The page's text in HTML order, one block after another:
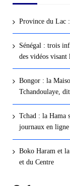
Province du Lac :
Sénégal : trois
des vidéos visant
Bongor : la
Tchandoulaye,
Tchad : la Hama
journaux en ligne
Boko Haram et
et du Centre